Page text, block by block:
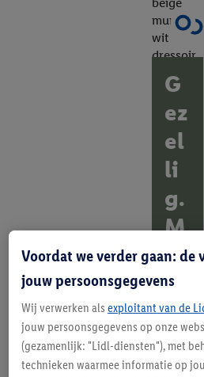
G
ez
el
li
g.
M
o
oi.
V
an
jo
Voordat we verder gaan: de
jouw persoonsgegevens
Wij verwerken als exploitant van de
jouw persoonsgegevens op onze
(gezamenlijk: "Lidl-diensten"), met
technieken waarmee informatie op